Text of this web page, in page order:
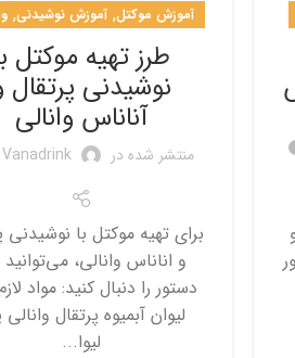
آموزش موکتل, آموزش نوشیدنی,
طرز تهیه موکتل
نوشیدنی پرتقال
آناناس وانالی
منتشر شده در Vanadrink
برای تهیه موکتل با نوشیدنی
و اناناس وانالی،
دستور را دنبال کنید: مواد
لیوان آبمیوه پرتقال
لیوا...